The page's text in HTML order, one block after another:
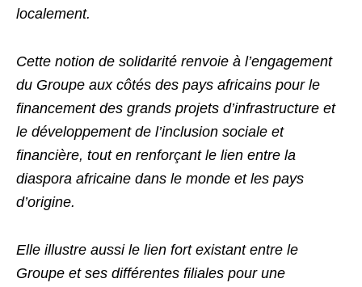
localement.
Cette notion de solidarité renvoie à l’engagement
du Groupe aux côtés des pays africains pour le
financement des grands projets d’infrastructure et
le développement de l’inclusion sociale et
financière, tout en renforçant le lien entre la
diaspora africaine dans le monde et les pays
d’origine.
Elle illustre aussi le lien fort existant entre le
Groupe et ses différentes filiales pour une